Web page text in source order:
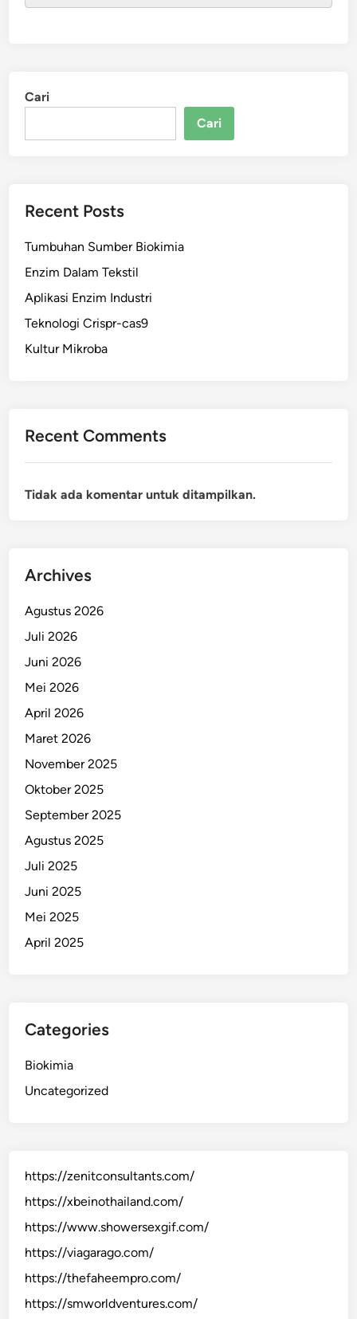
Cari
Cari
Recent Posts
Tumbuhan Sumber Biokimia
Enzim Dalam Tekstil
Aplikasi Enzim Industri
Teknologi Crispr-cas9
Kultur Mikroba
Recent Comments
Tidak ada komentar untuk ditampilkan.
Archives
Agustus 2026
Juli 2026
Juni 2026
Mei 2026
April 2026
Maret 2026
November 2025
Oktober 2025
September 2025
Agustus 2025
Juli 2025
Juni 2025
Mei 2025
April 2025
Categories
Biokimia
Uncategorized
https://zenitconsultants.com/
https://xbeinothailand.com/
https://www.showersexgif.com/
https://viagarago.com/
https://thefaheempro.com/
https://smworldventures.com/